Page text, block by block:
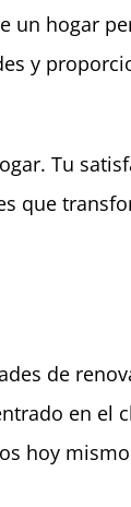
un hogar
y
Tu
que
de
en el
hoy